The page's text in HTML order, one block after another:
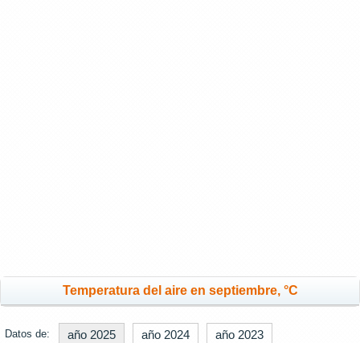
Temperatura del aire en septiembre, °C
Datos de: año 2025 año 2024 año 2023